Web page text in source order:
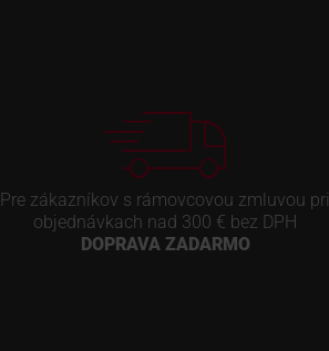
Pre zákazníkov s rámovcovou zmluvou pri
objednávkach nad 300 € bez DPH
DOPRAVA ZADARMO